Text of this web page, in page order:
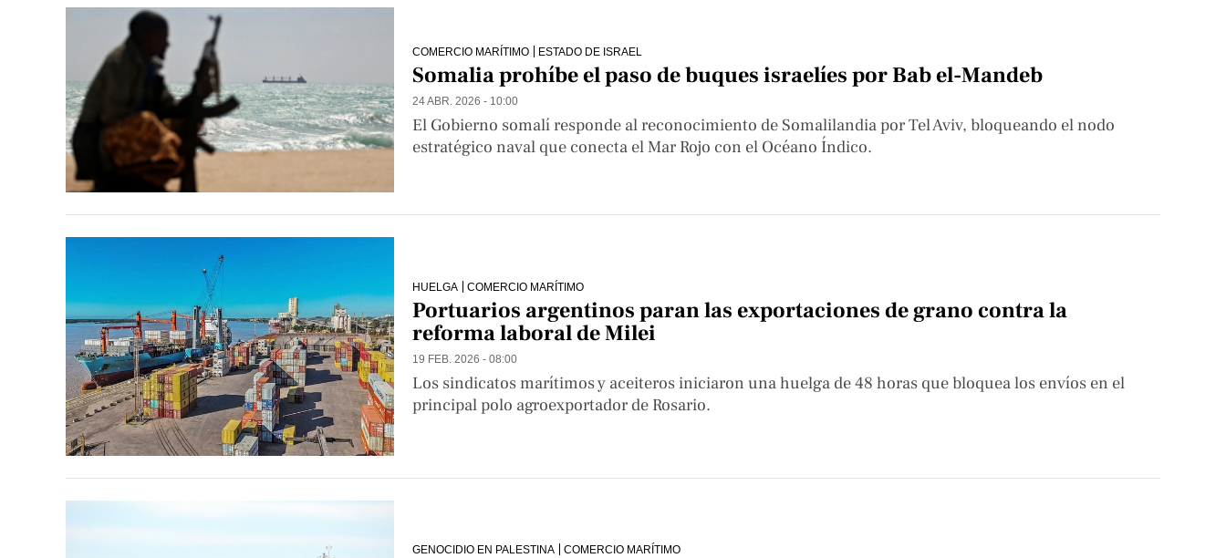
COMERCIO MARÍTIMO ESTADO DE ISRAEL
Somalia prohíbe el paso de buques israelíes por Bab el-Mandeb
24 ABR. 2026 - 10:00
El Gobierno somalí responde al reconocimiento de Somalilandia por Tel Aviv, bloqueando el nodo
estratégico naval que conecta el Mar Rojo con el Océano Índico.
HUELGA COMERCIO MARÍTIMO
Portuarios argentinos paran las exportaciones de grano contra la
reforma laboral de Milei
19 FEB. 2026 - 08:00
Los sindicatos marítimos y aceiteros iniciaron una huelga de 48 horas que bloquea los envíos en el
principal polo agroexportador de Rosario.
GENOCIDIO EN PALESTINA COMERCIO MARÍTIMO